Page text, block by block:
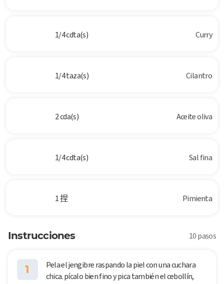
1/4 cdta(s) Curry
1/4 taza(s) Cilantro
2 cda(s) Aceite oliva
1/4 cdta(s) Sal fina
1 捏 Pimienta
Instrucciones 10 pasos
1
Pela el jengibre raspando la piel con una cuchara
chica. pícalo bien fino y pica también el cebollín,